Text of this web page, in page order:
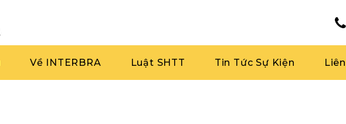
Về INTERBRA Luật SHTT Tin Tức Sự Kiện